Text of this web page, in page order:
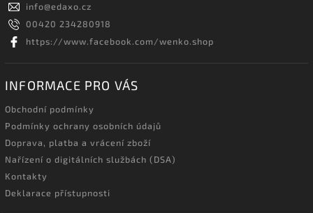
info@edaxo.cz
00420 234280918
https://www.facebook.com/wenko.shop
INFORMACE PRO VÁS
Obchodní podmínky
Podmínky ochrany osobních údajů
Doprava, platba a vrácení zboží
Nařízení o digitálních službách (DSA)
Kontakty
Deklarace přístupnosti